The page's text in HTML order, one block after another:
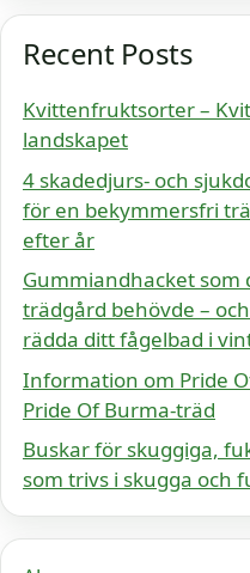
Recent Posts
Kvittenfruktsorter –
landskapet
4 skadedjurs- och
för en bekymmersfri
efter år
Gummiandhacket som
trädgård behövde –
rädda ditt fågelbad i
Information om Pride
Pride Of Burma-träd
Buskar för skuggiga,
som trivs i skugga och